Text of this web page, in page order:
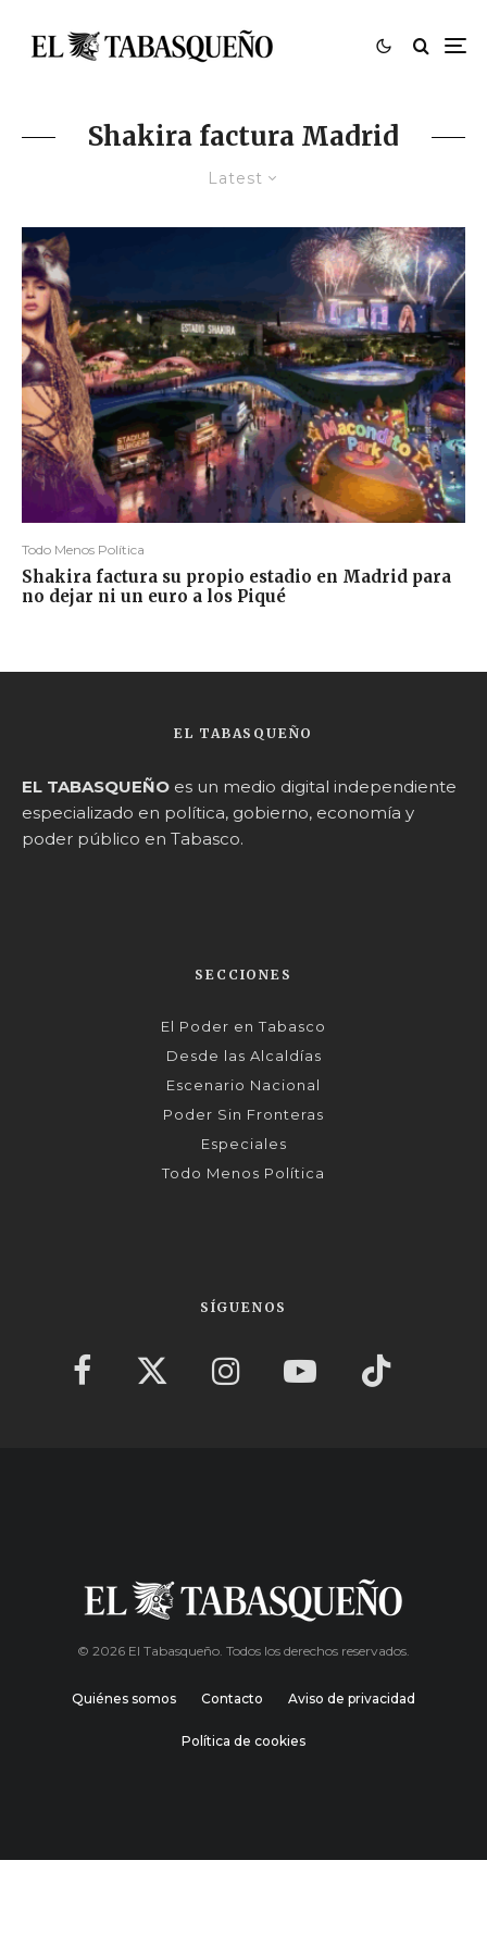
Shakira factura Madrid
Latest
Todo Menos Política
Shakira factura su propio estadio en Madrid para
no dejar ni un euro a los Piqué
EL TABASQUEÑO
EL TABASQUEÑO es un medio digital independiente
especializado en política, gobierno, economía y
poder público en Tabasco.
SECCIONES
El Poder en Tabasco
Desde las Alcaldías
Escenario Nacional
Poder Sin Fronteras
Especiales
Todo Menos Política
SÍGUENOS
© 2026 El Tabasqueño. Todos los derechos reservados.
Quiénes somos Contacto Aviso de privacidad
Política de cookies